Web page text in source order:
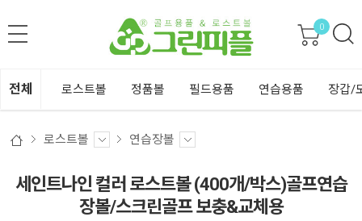
0
전체 로스트볼 정품볼 필드용품 연습용품 장갑/
로스트볼 연습장볼
세인트나인 컬러 로스트볼 (400개/박스)골프연습
장볼/스크린골프 보충&교체용